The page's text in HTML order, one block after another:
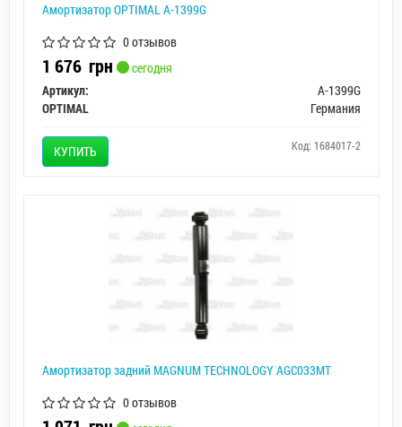
Амортизатор OPTIMAL A-1399G
0 отзывов
1 676 грн
сегодня
Артикул:
A-1399G
OPTIMAL
Германия
КУПИТЬ Код: 1684017-2
Амортизатор задний MAGNUM TECHNOLOGY AGC033MT
0 отзывов